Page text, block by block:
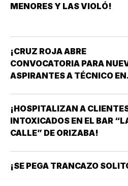
MENORES Y LAS VIOLÓ!
¡CRUZ ROJA ABRE
CONVOCATORIA PARA
ASPIRANTES A TÉCNICO EN
¡HOSPITALIZAN A
INTOXICADOS EN EL BAR
CALLE” DE ORIZABA!
¡SE PEGA TRANCAZO